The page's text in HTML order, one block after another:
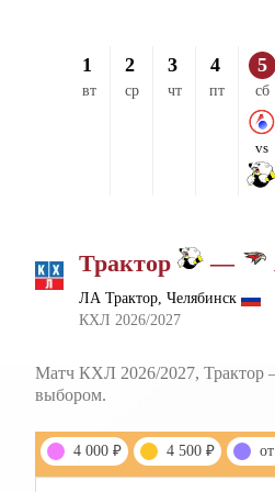
1
вт
2
ср
3
чт
4
пт
5
сб
vs
Трактор —
ЛА Трактор, Челябинск
КХЛ 2026/2027
Матч КХЛ 2026/2027, Трактор
выбором.
4 000 ₽ 4 500 ₽